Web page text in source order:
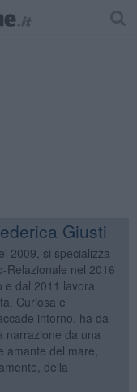
Giusti
2009, si specializza
Relazionale nel 2016
e dal 2011 lavora
Curiosa e
intorno, ha da
narrazione da una
amante del mare,
della